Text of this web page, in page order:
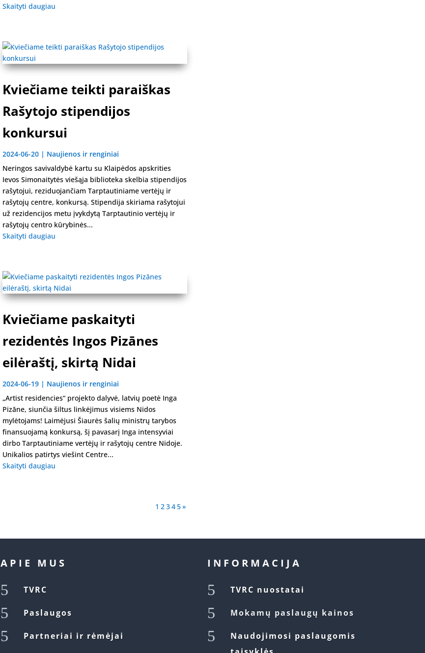
Skaityti daugiau
Kviečiame teikti paraiškas
Rašytojo stipendijos
konkursui
2024-06-20| Naujienos ir renginiai
Neringos savivaldybė kartu su Klaipėdos apskrities
Ievos Simonaitytės viešąja biblioteka skelbia stipendijos
rašytojui, reziduojančiam Tarptautiniame vertėjų ir
rašytojų centre, konkursą. Stipendija skiriama rašytojui
už rezidencijos metu įvykdytą Tarptautinio vertėjų ir
rašytojų centro kūrybinės...
Skaityti daugiau
Kviečiame paskaityti
rezidentės Ingos Pizānes
eilėraštį, skirtą Nidai
2024-06-19| Naujienos ir renginiai
„Artist residencies“ projekto dalyvė, latvių poetė Inga
Pizāne, siunčia šiltus linkėjimus visiems Nidos
mylėtojams! Laimėjusi Šiaurės šalių ministrų tarybos
finansuojamą konkursą, šį pavasarį Inga intensyviai
dirbo Tarptautiniame vertėjų ir rašytojų centre Nidoje.
Unikalios patirtys viešint Centre...
Skaityti daugiau
1 2345»
APIE MUS
5 TVRC
5 Paslaugos
5 Partneriai ir rėmėjai
INFORMACIJA
5 TVRC nuostatai
5 Mokamų paslaugų kainos
5
Naudojimosi paslaugomis